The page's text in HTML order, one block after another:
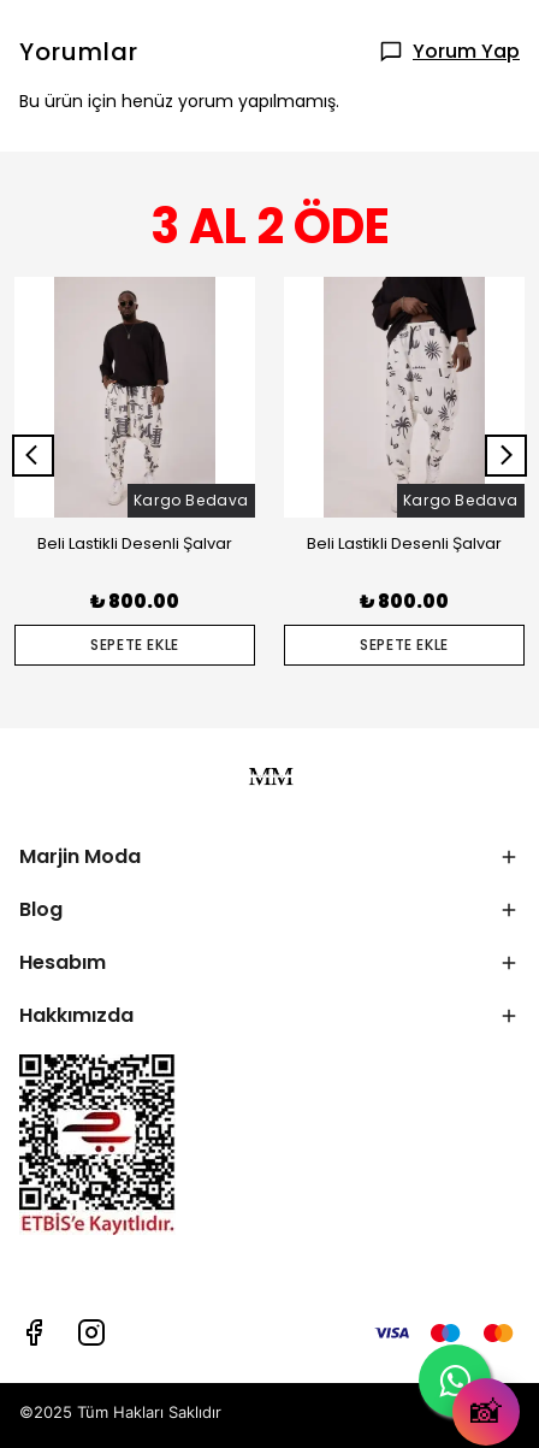
Yorumlar Yorum Yap
Bu ürün için henüz yorum yapılmamış.
3 AL 2 ÖDE
Kargo Bedava
Beli Lastikli Desenli Şalvar
₺ 800.00
SEPETE EKLE
Kargo Bedava
Beli Lastikli Desenli Şalvar
₺ 800.00
SEPETE EKLE
Marjin Moda
Blog
Hesabım
Hakkımızda
©2025 Tüm Hakları Saklıdır 📸